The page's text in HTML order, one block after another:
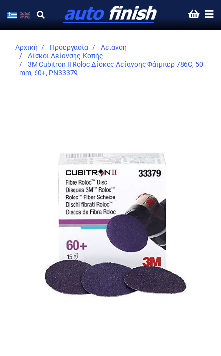
Αρχική Προεργασία
Λείανση
Δίσκοι Λείανσης-Κοπής
3M Cubitron II Roloc Δίσκος Λείανσης Φάιμπερ 786C, 50
mm, 60+, PN33379